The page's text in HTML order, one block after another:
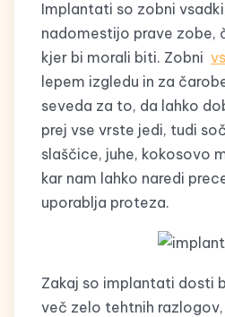
Implantati so zobni
nadomestijo prave zobe,
kjer bi morali biti. Zobni
lepem izgledu in za
seveda za to, da lahko
prej vse vrste jedi, tudi
slaščice, juhe, kokosovo
kar nam lahko naredi
uporablja proteza.
Zakaj so implantati dosti
več zelo tehtnih